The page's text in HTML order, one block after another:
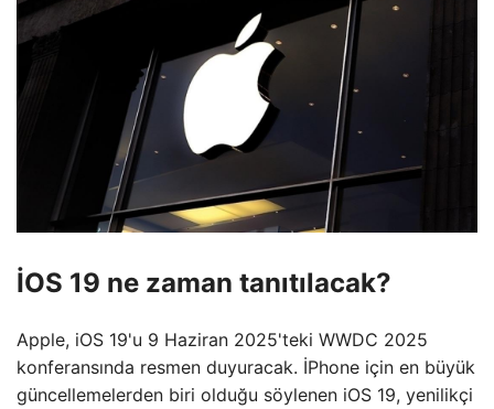
İOS 19 ne zaman tanıtılacak?
Apple, iOS 19'u 9 Haziran 2025'teki WWDC 2025
konferansında resmen duyuracak. İPhone için en büyük
güncellemelerden biri olduğu söylenen iOS 19, yenilikçi